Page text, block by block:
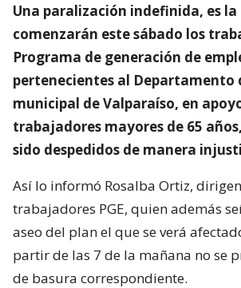
Una paralización indefinida, es la
comenzarán este sábado los
Programa de generación de
pertenecientes al Departamento
municipal de Valparaíso, en
trabajadores mayores de 65
sido despedidos de manera
Así lo informó Rosalba Ortiz,
trabajadores PGE, quien además
aseo del plan el que se verá
partir de las 7 de la mañana no se
de basura correspondiente.